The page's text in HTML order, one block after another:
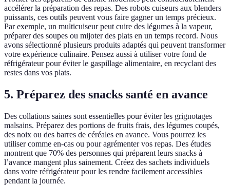
accélérer la préparation des repas. Des robots cuiseurs aux blenders
puissants, ces outils peuvent vous faire gagner un temps précieux.
Par exemple, un multicuiseur peut cuire des légumes à la vapeur,
préparer des soupes ou mijoter des plats en un temps record. Nous
avons sélectionné plusieurs produits adaptés qui peuvent transformer
votre expérience culinaire. Pensez aussi à utiliser votre fond de
réfrigérateur pour éviter le gaspillage alimentaire, en recyclant des
restes dans vos plats.
5. Préparez des snacks santé en avance
Des collations saines sont essentielles pour éviter les grignotages
malsains. Préparez des portions de fruits frais, des légumes coupés,
des noix ou des barres de céréales en avance. Vous pourrez les
utiliser comme en-cas ou pour agrémenter vos repas. Des études
montrent que 70% des personnes qui préparent leurs snacks à
l’avance mangent plus sainement. Créez des sachets individuels
dans votre réfrigérateur pour les rendre facilement accessibles
pendant la journée.